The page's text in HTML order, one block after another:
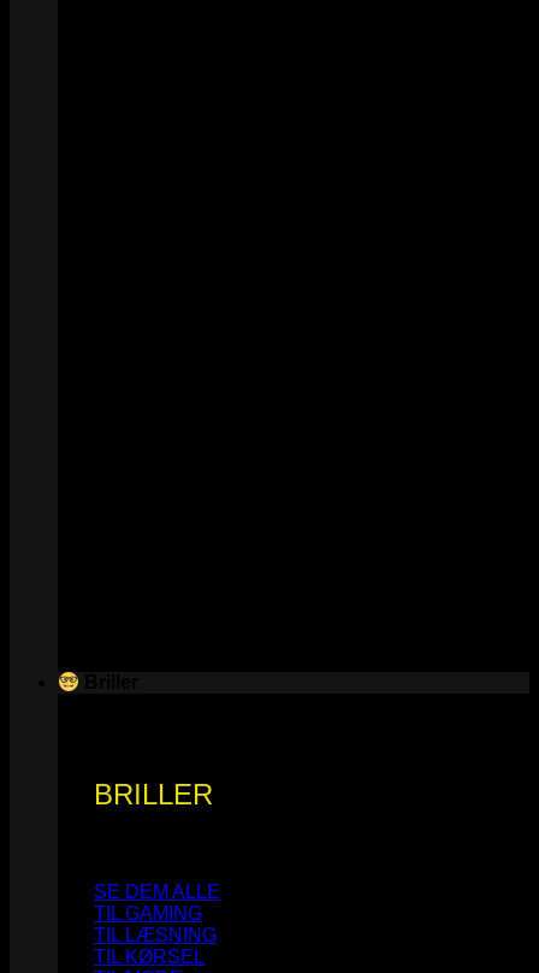
BRILLER
SE DEM ALLE
TIL GAMING
TIL LÆSNING
TIL KØRSEL